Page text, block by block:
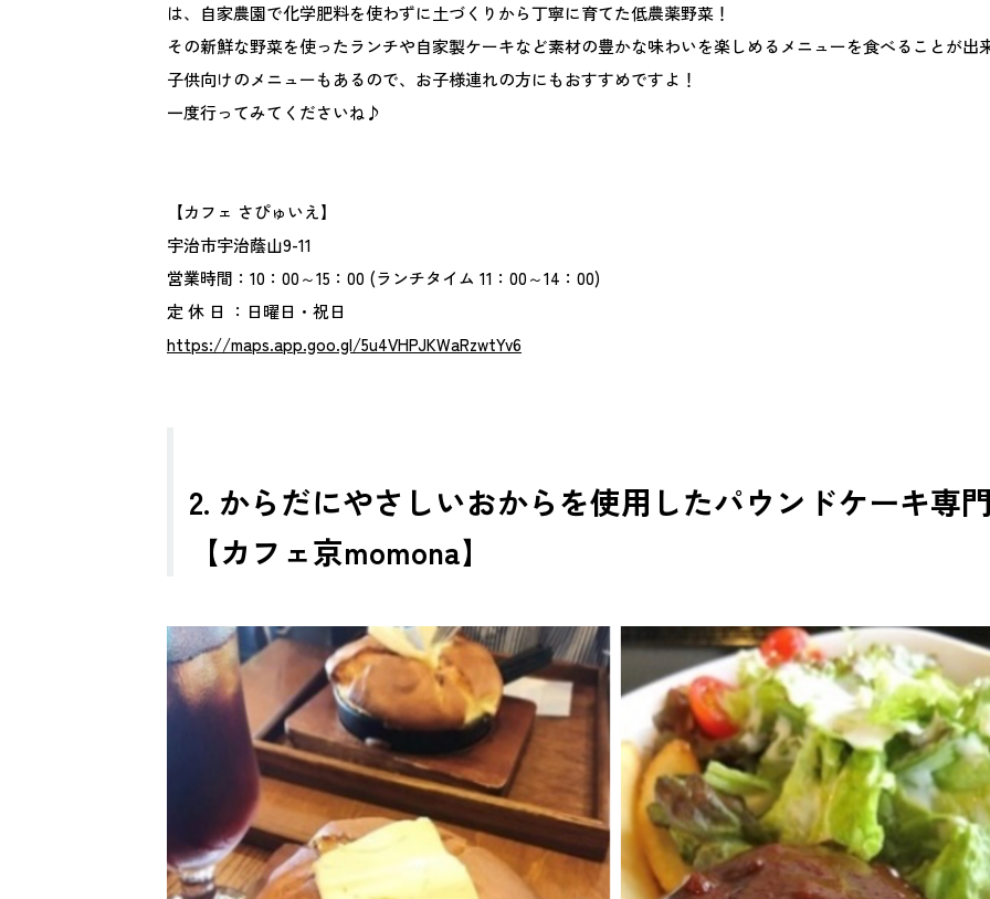
は、自家農園で化学肥料を使わずに土づくりから丁寧に育てた低農薬野菜！
その新鮮な野菜を使ったランチや自家製ケーキなど素材の豊かな味わいを楽しめるメニューを食べることが
子供向けのメニューもあるので、お子様連れの方にもおすすめですよ！
一度行ってみてくださいね♪
【カフェ さぴゅいえ】
宇治市宇治蔭山9-11
営業時間：10：00～15：00 (ランチタイム 11：00～14：00)
定 休 日 ：日曜日・祝日
https://maps.app.goo.gl/5u4VHPJKWaRzwtYv6
2. からだにやさしいおからを使用したパウンドケーキ専
【カフェ京momona】